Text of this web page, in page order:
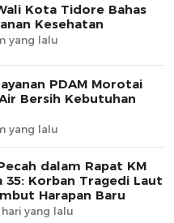
Kota Tidore Bahas
Kesehatan
yang lalu
PDAM Morotai
Bersih Kebutuhan
yang lalu
dalam Rapat KM
35: Korban Tragedi Laut
Harapan Baru
hari yang lalu